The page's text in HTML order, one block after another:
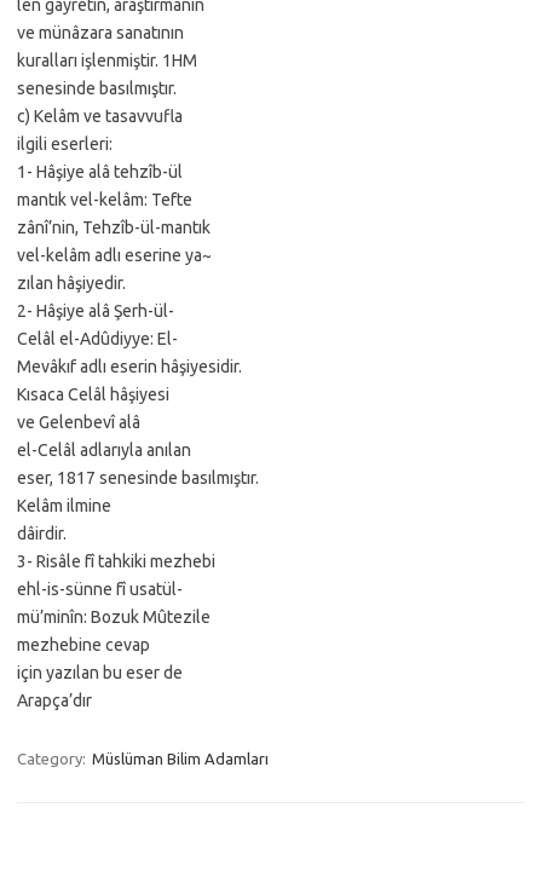
len gayretin, araştırmanın
ve münâzara sanatının
kuralları işlenmiştir. 1HM
senesinde basılmıştır.
c) Kelâm ve tasavvufla
ilgili eserleri:
1- Hâşiye alâ tehzîb-ül
mantık vel-kelâm: Tefte
zânî’nin, Tehzîb-ül-mantık
vel-kelâm adlı eserine ya~
zılan hâşiyedir.
2- Hâşiye alâ Şerh-ül-
Celâl el-Adûdiyye: El-
Mevâkıf adlı eserin hâşiyesidir.
Kısaca Celâl hâşiyesi
ve Gelenbevî alâ
el-Celâl adlarıyla anılan
eser, 1817 senesinde basılmıştır.
Kelâm ilmine
dâirdir.
3- Risâle fî tahkiki mezhebi
ehl-is-sünne fî usatül-
mü’minîn: Bozuk Mûtezile
mezhebine cevap
için yazılan bu eser de
Arapça’dır
Category: Müslüman Bilim Adamları